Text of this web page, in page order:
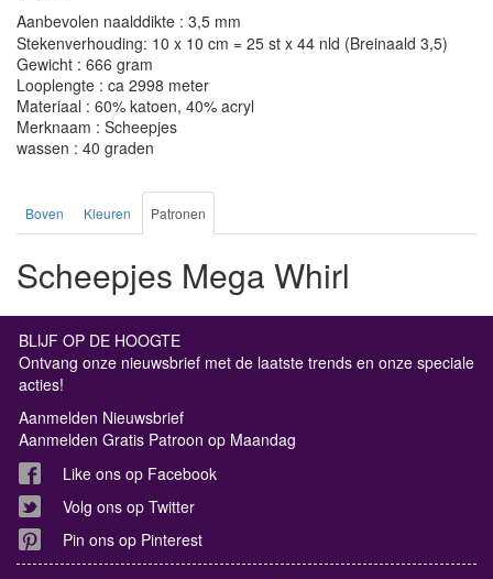
Aanbevolen naalddikte : 3,5 mm
Stekenverhouding: 10 x 10 cm = 25 st x 44 nld (Breinaald 3,5)
Gewicht : 666 gram
Looplengte : ca 2998 meter
Materiaal : 60% katoen, 40% acryl
Merknaam : Scheepjes
wassen : 40 graden
Boven Kleuren Patronen
Scheepjes Mega Whirl
BLIJF OP DE HOOGTE
Ontvang onze nieuwsbrief met de laatste trends en onze speciale
acties!
Aanmelden Nieuwsbrief
Aanmelden Gratis Patroon op Maandag
Like ons op Facebook
Volg ons op Twitter
Pin ons op Pinterest